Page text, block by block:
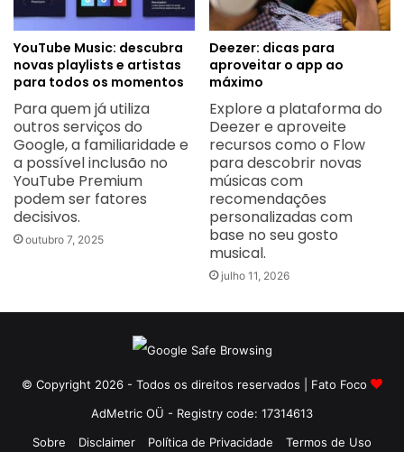
YouTube Music: descubra
novas playlists e artistas
para todos os momentos
Para quem já utiliza
outros serviços do
Google, a familiaridade e
a possível inclusão no
YouTube Premium
podem ser fatores
decisivos.
outubro 7, 2025
Deezer: dicas para
aproveitar o app ao
máximo
Explore a plataforma do
Deezer e aproveite
recursos como o Flow
para descobrir novas
músicas com
recomendações
personalizadas com
base no seu gosto
musical.
julho 11, 2026
© Copyright 2026 - Todos os direitos reservados | Fato Foco
AdMetric OÜ - Registry code: 17314613
Sobre
Disclaimer Política de Privacidade Termos de Uso